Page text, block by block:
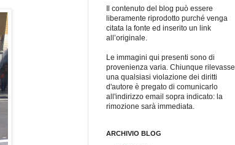
Il contenuto del blog può essere
liberamente riprodotto purché venga
citata la fonte ed inserito un link
all’originale.
Le immagini qui presenti sono di
provenienza varia. Chiunque rilevasse
una qualsiasi violazione dei diritti
d'autore è pregato di comunicarlo
all'indirizzo email sopra indicato: la
rimozione sarà immediata.
ARCHIVIO BLOG